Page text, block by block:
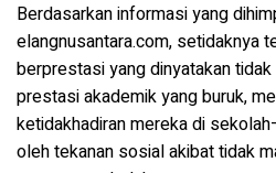
Berdasarkan informasi yang
elangnusantara.com, setidaknya
berprestasi yang dinyatakan
prestasi akademik yang buruk,
ketidakhadiran mereka di
oleh tekanan sosial akibat tidak